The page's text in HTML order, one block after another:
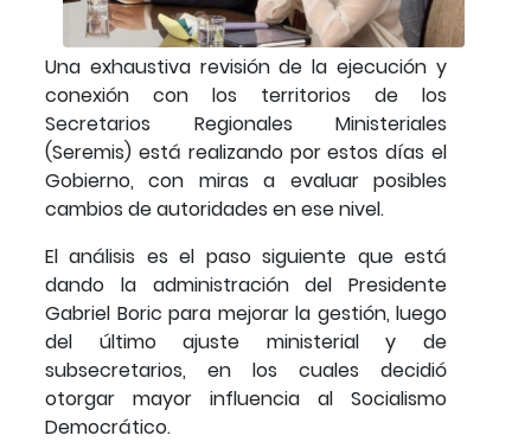
Una exhaustiva revisión de la ejecución y
conexión con los territorios de los
Secretarios Regionales Ministeriales
(Seremis) está realizando por estos días el
Gobierno, con miras a evaluar posibles
cambios de autoridades en ese nivel.
El análisis es el paso siguiente que está
dando la administración del Presidente
Gabriel Boric para mejorar la gestión, luego
del último ajuste ministerial y de
subsecretarios, en los cuales decidió
otorgar mayor influencia al Socialismo
Democrático.